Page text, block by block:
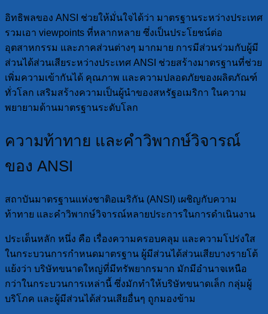
อิทธิพลของ ANSI ช่วยให้มั่นใจได้ว่า มาตรฐานระหว่างประเทศ
รวมเอา viewpoints ที่หลากหลาย ซึ่งเป็นประโยชน์ต่อ
อุตสาหกรรม และภาคส่วนต่างๆ มากมาย การมีส่วนร่วมกับผู้มี
ส่วนได้ส่วนเสียระหว่างประเทศ ANSI ช่วยสร้างมาตรฐานที่ช่วย
เพิ่มความเข้ากันได้ คุณภาพ และความปลอดภัยของผลิตภัณฑ์
ทั่วโลก เสริมสร้างความเป็นผู้นำของสหรัฐอเมริกา ในความ
พยายามด้านมาตรฐานระดับโลก
ความท้าทาย และคำวิพากษ์วิจารณ์
ของ ANSI
สถาบันมาตรฐานแห่งชาติอเมริกัน (ANSI) เผชิญกับความ
ท้าทาย และคำวิพากษ์วิจารณ์หลายประการในการดำเนินงาน
ประเด็นหลัก หนึ่ง คือ เรื่องความครอบคลุม และความโปร่งใส
ในกระบวนการกำหนดมาตรฐาน ผู้มีส่วนได้ส่วนเสียบางรายโต้
แย้งว่า บริษัทขนาดใหญ่ที่มีทรัพยากรมาก มักมีอำนาจเหนือ
กว่าในกระบวนการเหล่านี้ ซึ่งมักทำให้บริษัทขนาดเล็ก กลุ่มผู้
บริโภค และผู้มีส่วนได้ส่วนเสียอื่นๆ ถูกมองข้าม